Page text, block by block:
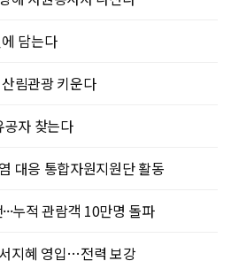
담는다
림관광 키운다
공자 찾는다
대응 통합자원지원단 활동
누적 관람객 10만명 돌파
지혜 영입…전력 보강